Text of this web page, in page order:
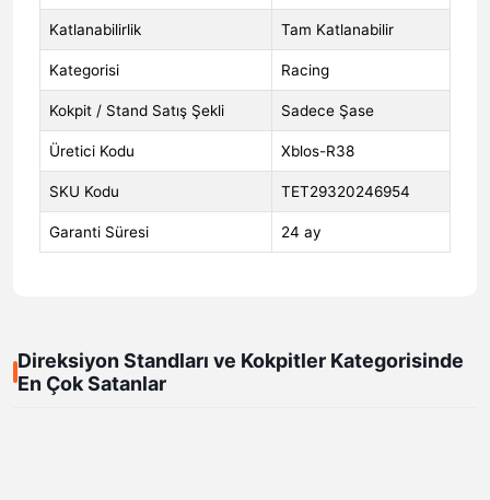
Katlanabilirlik Tam Katlanabilir
Kategorisi Racing
Kokpit / Stand Satış Şekli Sadece Şase
Üretici Kodu Xblos-R38
SKU Kodu TET29320246954
Garanti Süresi 24 ay
Direksiyon Standları ve Kokpitler Kategorisinde
En Çok Satanlar